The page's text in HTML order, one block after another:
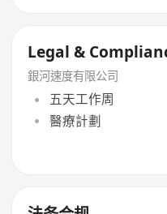
Legal &
銀河速度有限公司
五天工作周
醫療計劃